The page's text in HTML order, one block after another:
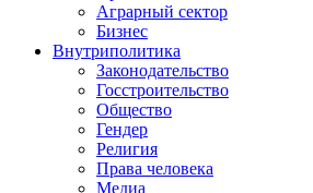
Аграрный сектор
Бизнес
Внутриполитика
Законодательство
Госстроительство
Общество
Гендер
Религия
Права человека
Медиа